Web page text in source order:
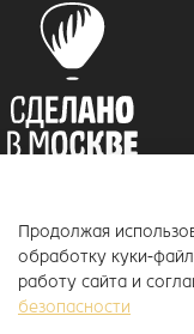
© 2018–2026 ToucanKids
Официальный
новорожденных и
Продолжая
обработку куки-
работу сайта и
безопасности